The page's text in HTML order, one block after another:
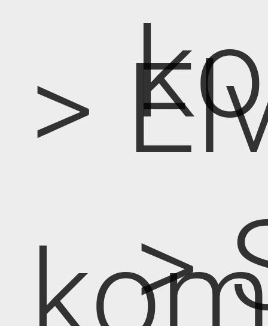
>
>